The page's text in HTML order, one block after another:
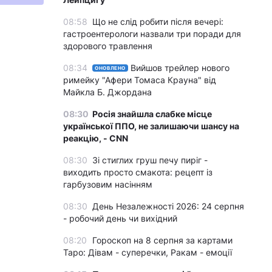
08:58 Що не слід робити після вечері:
гастроентерологи назвали три поради для
здорового травлення
08:34 ОНОВЛЕНО
Вийшов трейлер нового
римейку "Афери Томаса Крауна" від
Майкла Б. Джордана
08:30 Росія знайшла слабке місце
української ППО, не залишаючи шансу на
реакцію, - CNN
08:30 Зі стиглих груш печу пиріг -
виходить просто смакота: рецепт із
гарбузовим насінням
08:30 День Незалежності 2026: 24 серпня
- робочий день чи вихідний
08:20
Гороскоп на 8 серпня за картами
Таро: Дівам - суперечки, Ракам - емоції